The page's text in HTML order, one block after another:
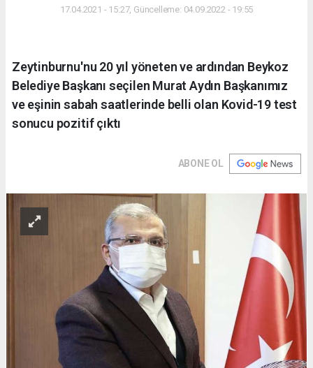
17.04.2021 - 15:27, Güncelleme: 04.09.2022 - 19:55
Zeytinburnu'nu 20 yıl yöneten ve ardından Beykoz
Belediye Başkanı seçilen Murat Aydın Başkanımız
ve eşinin sabah saatlerinde belli olan Kovid-19 test
sonucu pozitif çıktı
ABONE OL